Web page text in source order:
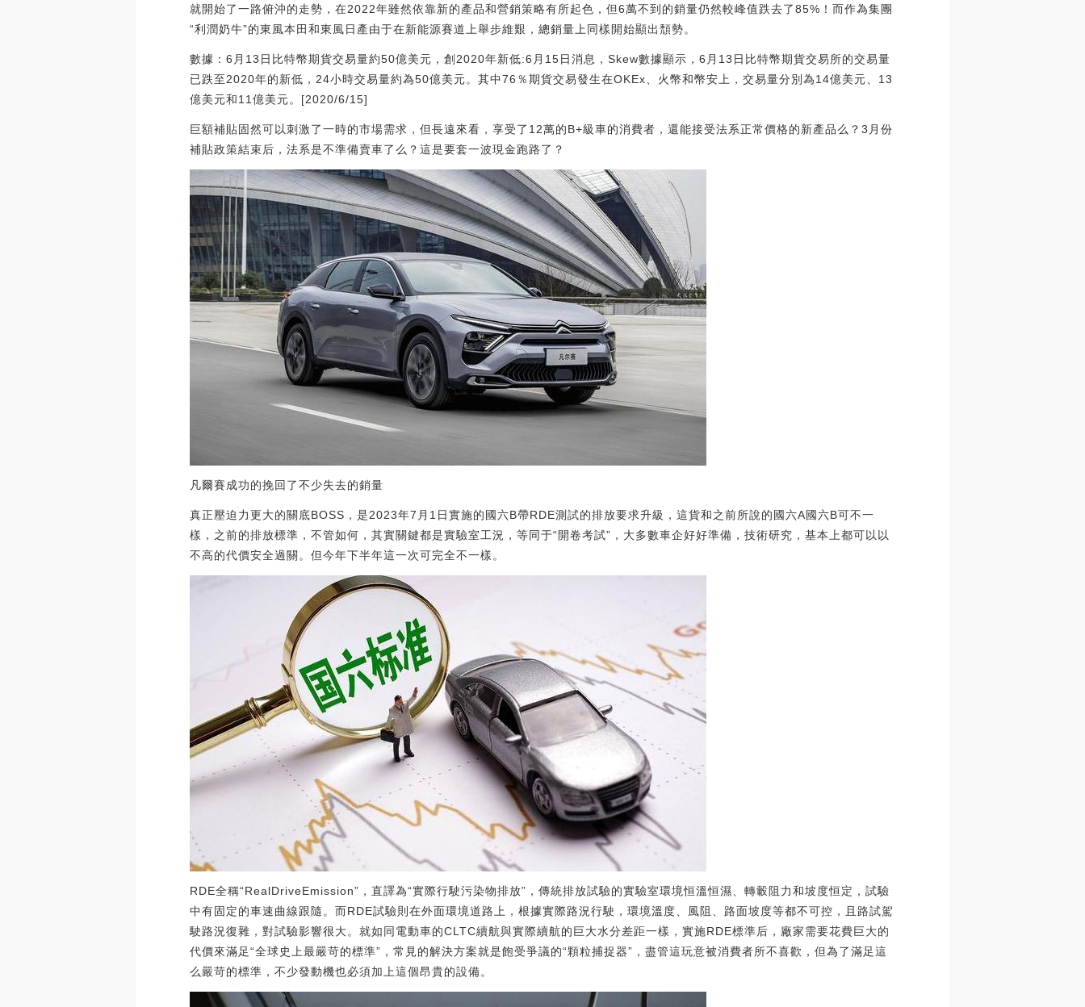
就開始了一路俯沖的走勢，在2022年雖然依靠新的產品和營銷策略有所起色，但6萬不到的銷量仍然較峰值跌去了85%！而作為集團
“利潤奶牛”的東風本田和東風日產由于在新能源賽道上舉步維艱，總銷量上同樣開始顯出頹勢。
數據：6月13日比特幣期貨交易量約50億美元，創2020年新低:6月15日消息，Skew數據顯示，6月13日比特幣期貨交易所的交易量
已跌至2020年的新低，24小時交易量約為50億美元。其中76％期貨交易發生在OKEx、火幣和幣安上，交易量分別為14億美元、13
億美元和11億美元。[2020/6/15]
巨額補貼固然可以刺激了一時的市場需求，但長遠來看，享受了12萬的B+級車的消費者，還能接受法系正常價格的新產品么？3月份
補貼政策結束后，法系是不準備賣車了么？這是要套一波現金跑路了？
凡爾賽成功的挽回了不少失去的銷量
真正壓迫力更大的關底BOSS，是2023年7月1日實施的國六B帶RDE測試的排放要求升級，這貨和之前所說的國六A國六B可不一
樣，之前的排放標準，不管如何，其實關鍵都是實驗室工況，等同于“開卷考試”，大多數車企好好準備，技術研究，基本上都可以以
不高的代價安全過關。但今年下半年這一次可完全不一樣。
RDE全稱“RealDriveEmission”，直譯為“實際行駛污染物排放”，傳統排放試驗的實驗室環境恒溫恒濕、轉轂阻力和坡度恒定，試驗
中有固定的車速曲線跟隨。而RDE試驗則在外面環境道路上，根據實際路況行駛，環境溫度、風阻、路面坡度等都不可控，且路試駕
駛路況復雜，對試驗影響很大。就如同電動車的CLTC續航與實際續航的巨大水分差距一樣，實施RDE標準后，廠家需要花費巨大的
代價來滿足“全球史上最嚴苛的標準”，常見的解決方案就是飽受爭議的“顆粒捕捉器”，盡管這玩意被消費者所不喜歡，但為了滿足這
么嚴苛的標準，不少發動機也必須加上這個昂貴的設備。